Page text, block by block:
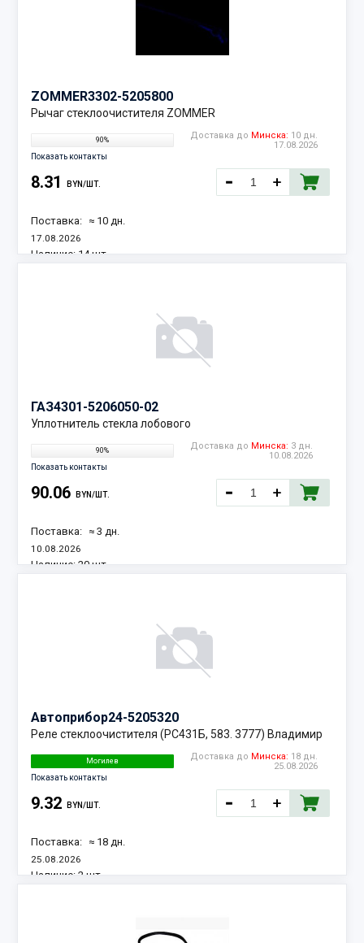
ZOMMER3302-5205800
Рычаг стеклоочистителя ZOMMER
90%
Показать контакты
Доставка до Минска: 10 дн.
17.08.2026
8.31 BYN/ШТ.
Поставка: ≈ 10 дн.
17.08.2026
Наличие: 14 шт.
ГАЗ4301-5206050-02
Уплотнитель стекла лобового
90%
Показать контакты
Доставка до Минска: 3 дн.
10.08.2026
90.06 BYN/ШТ.
Поставка: ≈ 3 дн.
10.08.2026
Наличие: 20 шт.
Автоприбор24-5205320
Реле стеклоочистителя (РС431Б, 583. 3777) Владимир
Могилев
Показать контакты
Доставка до Минска: 18 дн.
25.08.2026
9.32 BYN/ШТ.
Поставка: ≈ 18 дн.
25.08.2026
Наличие: 2 шт.